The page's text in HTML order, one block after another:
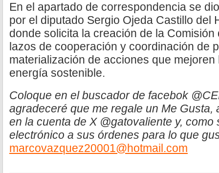
En el apartado de correspondencia se
por el diputado Sergio Ojeda Castillo del
donde solicita la creación de la
lazos de cooperación y coordinación de
materialización de acciones que
energía sostenible.
Coloque en el buscador de facebok
agradeceré que me regale un Me Gusta,
en la cuenta de X @gatovaliente y,
electrónico a sus órdenes para lo que
marcovazquez20001@hotmail.com